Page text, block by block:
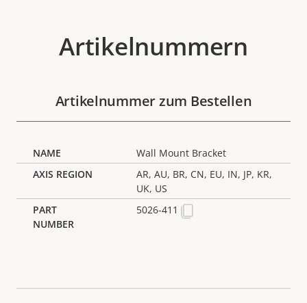
Artikelnummern
Artikelnummer zum Bestellen
Wall Mount Bracket
AR, AU, BR, CN, EU, IN, JP, KR,
UK, US
5026-411